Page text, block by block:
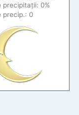
precipitații: 0%
precip.: 0